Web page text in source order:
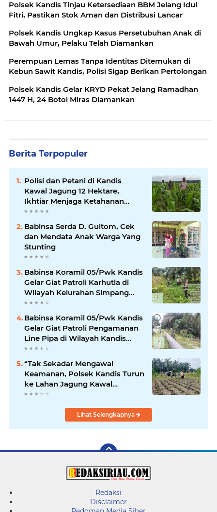
Polsek Kandis Tinjau Ketersediaan BBM Jelang Idul
Fitri, Pastikan Stok Aman dan Distribusi Lancar
Polsek Kandis Ungkap Kasus Persetubuhan Anak di
Bawah Umur, Pelaku Telah Diamankan
Perempuan Lemas Tanpa Identitas Ditemukan di
Kebun Sawit Kandis, Polisi Sigap Berikan Pertolongan
Polsek Kandis Gelar KRYD Pekat Jelang Ramadhan
1447 H, 24 Botol Miras Diamankan
Berita Terpopuler
Polisi dan Petani di Kandis
Kawal Jagung 12 Hektare,
Ikhtiar Menjaga Ketahanan
Pangan
Babinsa Serda D. Gultom, Cek
dan Mendata Anak Warga Yang
Stunting
Babinsa Koramil 05/Pwk Kandis
Gelar Giat Patroli Karhutla di
Wilayah Kelurahan Simpang
Belutu
Babinsa Koramil 05/Pwk Kandis
Gelar Giat Patroli Pengamanan
Line Pipa di Wilayah Kandis
Kandis
“Tak Sekadar Mengawal
Keamanan, Polsek Kandis Turun
ke Lahan Jagung Kawal
Ketahanan Pangan
Lihat Selengkapnya
Redaksi
Disclaimer